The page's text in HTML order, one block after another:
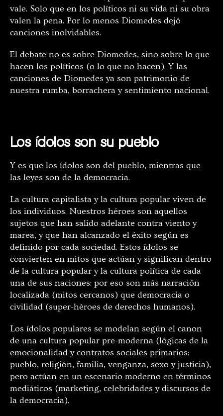
vale. Solo que en los políticos ni su vida ni su obra
valen la pena. Por lo menos Diomedes dejó
canciones inolvidables.
El debate no es sobre Diomedes, sino sobre lo que
hacen los políticos (o lo que no hacen). Y las
canciones de Diomedes ya son patrimonio de
nuestra rumba, borrachera y sentimiento nacional.
Los ídolos son su pueblo
Y es que los ídolos son del pueblo, mientras que
las leyes son de la democracia.
La cultura capitalista y la cultura popular viven de
los individuos. Nuestros héroes son aquellos
sujetos que han salido adelante contra viento y
marea, y que han alcanzado el éxito según es
definido por cada sociedad. Estos ídolos se
convierten en mitos que actúan y significan dentro
de la cultura popular y la cultura política de cada
una de sus naciones: por eso son más narración
localizada (mitos cercanos) que democracia o
civilidad (super-héroes de derechos humanos).
Los ídolos populares se modelan según el canon
de una cultura popular pre-moderna (lógicas de la
emocionalidad y contratos sociales primarios:
pueblo, religión, familia, venganza, sexo y justicia),
pero actúan en un escenario moderno en términos
mediáticos (marketing, celebridades y discursos de
la democracia).